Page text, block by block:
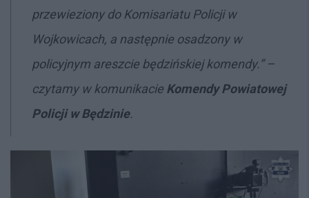
przewieziony do Komisariatu Policji w
Wojkowicach, a następnie osadzony w
policyjnym areszcie będzińskiej komendy.” –
czytamy w komunikacie Komendy Powiatowej
Policji w Będzinie.